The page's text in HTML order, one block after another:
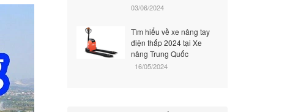
03/06/2024
Tìm hiểu về xe nâng tay
điện thấp 2024 tại Xe
nâng Trung Quốc
16/05/2024